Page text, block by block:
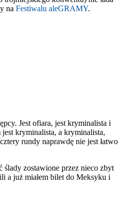
na Festiwalu aleGRAMY.
Jest ofiara, jest kryminalista i
kryminalista, a kryminalista,
rundy naprawdę nie jest łatwo
ślady zostawione przez nieco zbyt
a już miałem bilet do Meksyku i